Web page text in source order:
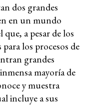
dos grandes
en un mundo
que, a pesar de los
los procesos de
grandes
mayoría de
y muestra
incluye a sus